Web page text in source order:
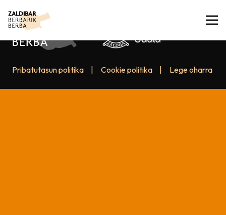
Pribatutasun politika Cookie politika Lege oharra